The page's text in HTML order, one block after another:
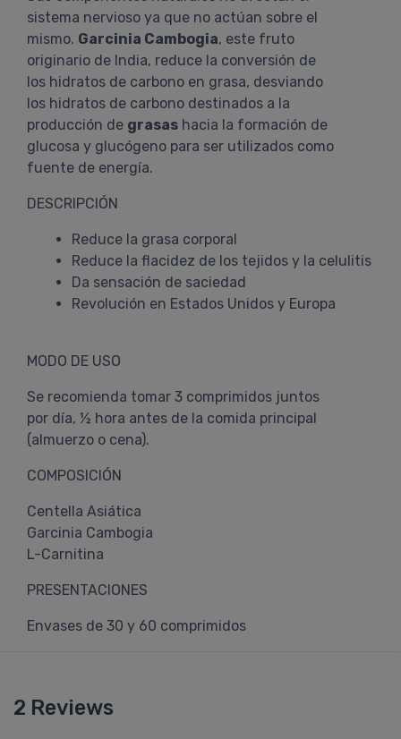
sistema nervioso ya que no actúan sobre el
mismo. Garcinia Cambogia, este fruto
originario de India, reduce la conversión de
los hidratos de carbono en grasa, desviando
los hidratos de carbono destinados a la
producción de grasas hacia la formación de
glucosa y glucógeno para ser utilizados como
fuente de energía.
DESCRIPCIÓN
Reduce la grasa corporal
Reduce la flacidez de los tejidos y la celulitis
Da sensación de saciedad
Revolución en Estados Unidos y Europa
MODO DE USO
Se recomienda tomar 3 comprimidos juntos
por día, ½ hora antes de la comida principal
(almuerzo o cena).
COMPOSICIÓN
Centella Asiática
Garcinia Cambogia
L-Carnitina
PRESENTACIONES
Envases de 30 y 60 comprimidos
2 Reviews